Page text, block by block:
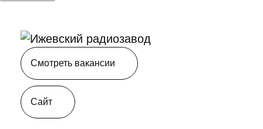
Смотреть вакансии
Сайт